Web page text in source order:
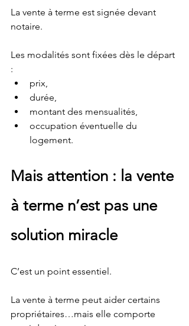
La vente à terme est signée devant
notaire.
Les modalités sont fixées dès le départ
:
prix,
durée,
montant des mensualités,
occupation éventuelle du
logement.
Mais attention : la vente
à terme n’est pas une
solution miracle
C’est un point essentiel.
La vente à terme peut aider certains
propriétaires…mais elle comporte